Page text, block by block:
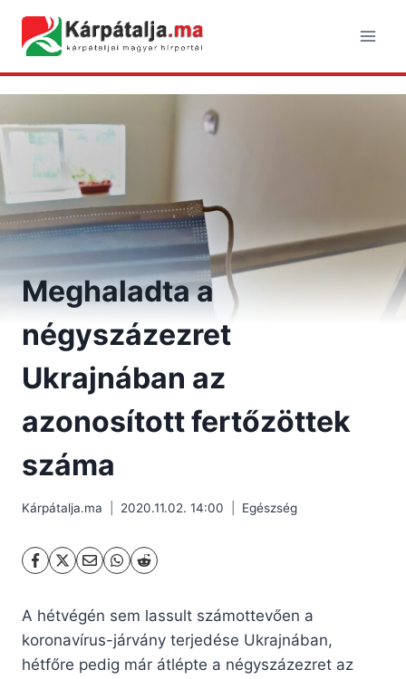
content
Meghaladta a
négyszázezret
Ukrajnában az
azonosított fertőzöttek
száma
Kárpátalja.ma 2020.11.02. 14:00 Egészség
A hétvégén sem lassult számottevően a
koronavírus-járvány terjedése Ukrajnában,
hétfőre pedig már átlépte a négyszázezret az